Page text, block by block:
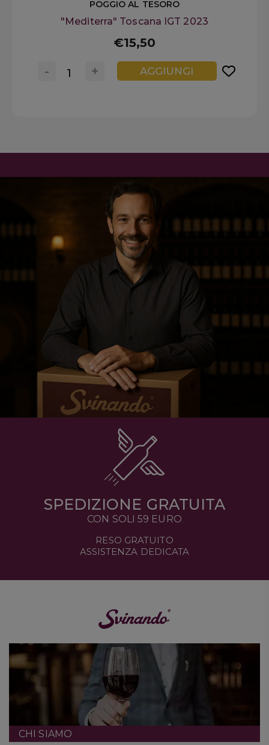
POGGIO AL TESORO
"Mediterra" Toscana IGT 2023
€15,50
+
- AGGIUNGI
SPEDIZIONE GRATUITA
CON SOLI 59 EURO
RESO GRATUITO
ASSISTENZA DEDICATA
CHI SIAMO